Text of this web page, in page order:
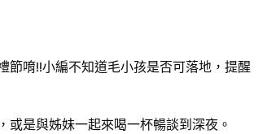
節唷!!小編不知道毛小孩是否可落地，提醒
是與姊妹一起來喝一杯暢談到深夜。